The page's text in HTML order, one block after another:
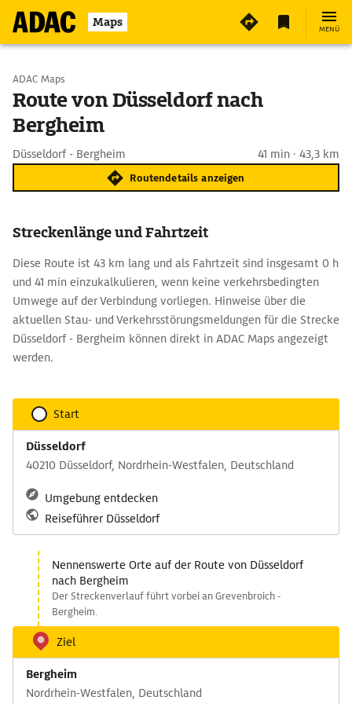
Maps MENÜ
Start wählen
Ziel eingeben
ADAC Maps
Route von Düsseldorf nach
Bergheim
Düsseldorf - Bergheim 41 min · 43,3 km
Routendetails anzeigen
Streckenlänge und Fahrtzeit
Diese Route ist 43 km lang und als Fahrtzeit sind insgesamt 0 h
und 41 min einzukalkulieren, wenn keine verkehrsbedingten
Umwege auf der Verbindung vorliegen. Hinweise über die
aktuellen Stau- und Verkehrsstörungsmeldungen für die Strecke
Düsseldorf - Bergheim können direkt in ADAC Maps angezeigt
werden.
Start
Düsseldorf
40210 Düsseldorf, Nordrhein-Westfalen, Deutschland
Umgebung entdecken
Reiseführer Düsseldorf
Nennenswerte Orte auf der Route von Düsseldorf
nach Bergheim
Der Streckenverlauf führt vorbei an Grevenbroich -
Bergheim.
Ziel
Bergheim
Nordrhein-Westfalen, Deutschland